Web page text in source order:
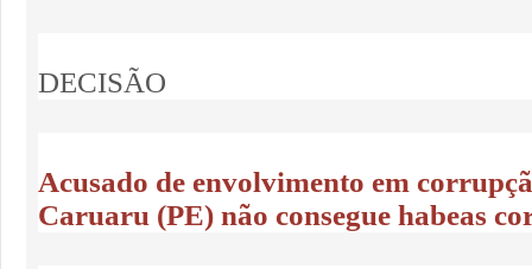
DECISÃO
Acusado de envolvimento em
Caruaru (PE) não consegue habeas